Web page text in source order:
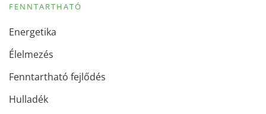
FENNTARTHATÓ
Energetika
Élelmezés
Fenntartható fejlődés
Hulladék